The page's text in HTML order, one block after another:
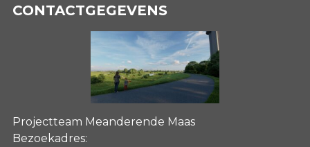
CONTACTGEGEVENS
Projectteam Meanderende Maas
Bezoekadres: